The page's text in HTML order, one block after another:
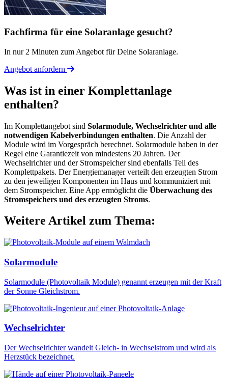
Fachfirma für eine Solaranlage gesucht?
In nur 2 Minuten zum Angebot für Deine Solaranlage.
Angebot anfordern
Was ist in einer Komplettanlage
enthalten?
Im Komplettangebot sind Solarmodule, Wechselrichter und alle
notwendigen Kabelverbindungen enthalten. Die Anzahl der
Module wird im Vorgespräch berechnet. Solarmodule haben in der
Regel eine Garantiezeit von mindestens 20 Jahren. Der
Wechselrichter und der Stromspeicher sind ebenfalls Teil des
Komplettpakets. Der Energiemanager verteilt den erzeugten Strom
zu den jeweiligen Komponenten im Haus und kommuniziert mit
dem Stromspeicher. Eine App ermöglicht die Überwachung des
Stromspeichers und des erzeugten Stroms.
Weitere Artikel zum Thema:
Solarmodule
Solarmodule (Photovoltaik Module) genannt erzeugen mit der Kraft
der Sonne Gleichstrom.
Wechselrichter
Der Wechselrichter wandelt Gleich- in Wechselstrom und wird als
Herzstück bezeichnet.